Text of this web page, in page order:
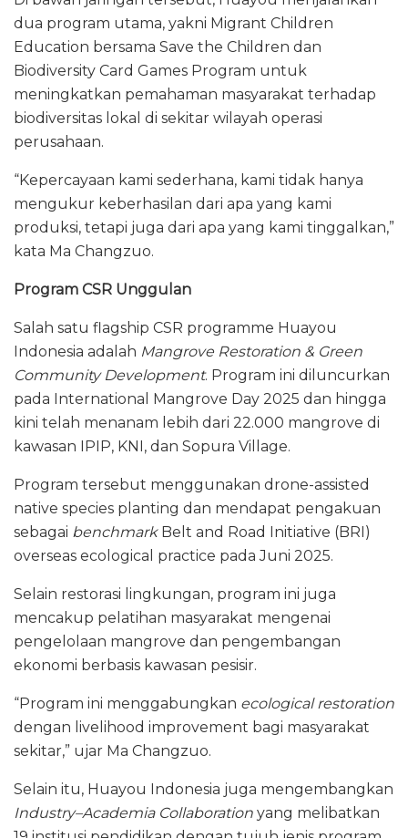
dua program utama, yakni Migrant Children
Education bersama Save the Children dan
Biodiversity Card Games Program untuk
meningkatkan pemahaman masyarakat terhadap
biodiversitas lokal di sekitar wilayah operasi
perusahaan.
“Kepercayaan kami sederhana, kami tidak hanya
mengukur keberhasilan dari apa yang kami
produksi, tetapi juga dari apa yang kami tinggalkan,”
kata Ma Changzuo.
Program CSR Unggulan
Salah satu flagship CSR programme Huayou
Indonesia adalah Mangrove Restoration & Green
Community Development. Program ini diluncurkan
pada International Mangrove Day 2025 dan hingga
kini telah menanam lebih dari 22.000 mangrove di
kawasan IPIP, KNI, dan Sopura Village.
Program tersebut menggunakan drone-assisted
native species planting dan mendapat pengakuan
sebagai benchmarkBelt and Road Initiative (BRI)
overseas ecological practice pada Juni 2025.
Selain restorasi lingkungan, program ini juga
mencakup pelatihan masyarakat mengenai
pengelolaan mangrove dan pengembangan
ekonomi berbasis kawasan pesisir.
“Program ini menggabungkan ecological restoration
dengan livelihood improvement bagi masyarakat
sekitar,” ujar Ma Changzuo.
Selain itu, Huayou Indonesia juga mengembangkan
Industry–Academia Collaboration yang melibatkan